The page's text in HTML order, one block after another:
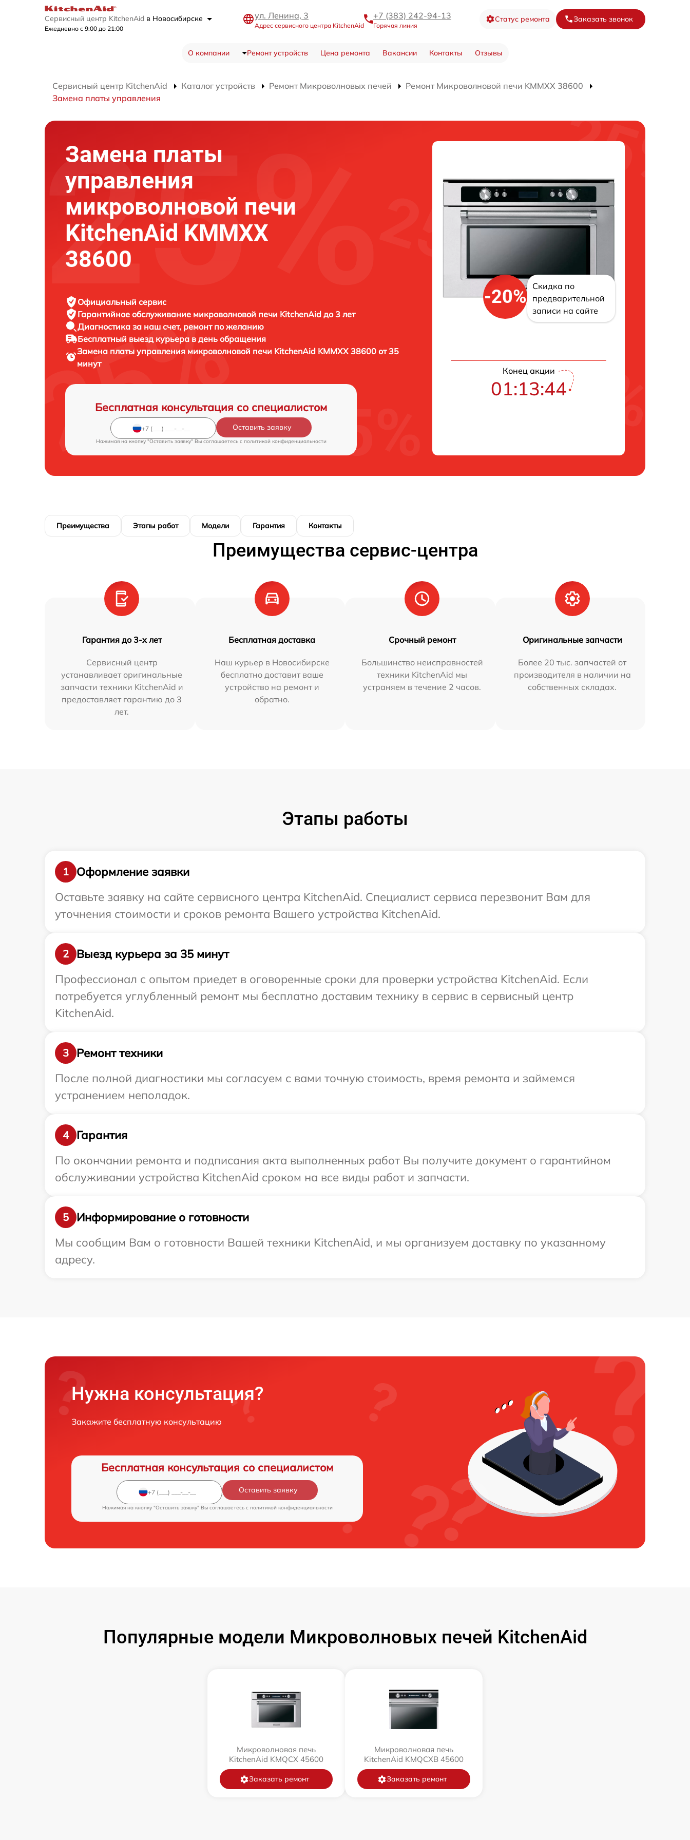
Сервисный центр KitchenAid в Новосибирске
Ежедневно с 9:00 до 21:00
ул. Ленина, 3
Адрес сервисного центра KitchenAid
+7 (383) 242-94-13
Горячая линия
Статус ремонта Заказать звонок
О компании Ремонт устройств Цена ремонта Вакансии Контакты Отзывы
Сервисный центр KitchenAid Каталог устройств Ремонт Микроволновых печей
Ремонт Микроволновой печи KMMXX 38600
Замена платы управления
Замена платы
управления
микроволновой печи
KitchenAid KMMXX
38600
Официальный сервис
Гарантийное обслуживание микроволновой печи KitchenAid до 3 лет
Диагностика за наш счет, ремонт по желанию
Бесплатный выезд курьера в день обращения
Замена платы управления микроволновой печи KitchenAid KMMXX 38600 от 35
минут
Бесплатная консультация со специалистом
Оставить заявку
Нажимая на кнопку "Оставить заявку" Вы соглашаетесь c политикой конфиденциальности
-20%
Скидка по
предварительной
записи на сайте
Конец акции
01:13:43
Преимущества Этапы работ Модели Гарантия Контакты
Преимущества сервис-центра
Гарантия до 3-х лет
Сервисный центр
устанавливает оригинальные
запчасти техники KitchenAid и
предоставляет гарантию до 3
лет.
Бесплатная доставка
Наш курьер в Новосибирске
бесплатно доставит ваше
устройство на ремонт и
обратно.
Срочный ремонт
Большинство неисправностей
техники KitchenAid мы
устраняем в течение 2 часов.
Оригинальные запчасти
Более 20 тыс. запчастей от
производителя в наличии на
собственных складах.
Этапы работы
1
Оформление заявки
Оставьте заявку на сайте сервисного центра KitchenAid. Специалист сервиса перезвонит Вам для
уточнения стоимости и сроков ремонта Вашего устройства KitchenAid.
2
Выезд курьера за 35 минут
Профессионал с опытом приедет в оговоренные сроки для проверки устройства KitchenAid. Если
потребуется углубленный ремонт мы бесплатно доставим технику в сервис в сервисный центр
KitchenAid.
3
Ремонт техники
После полной диагностики мы согласуем с вами точную стоимость, время ремонта и займемся
устранением неполадок.
4
Гарантия
По окончании ремонта и подписания акта выполненных работ Вы получите документ о гарантийном
обслуживании устройства KitchenAid сроком на все виды работ и запчасти.
5
Информирование о готовности
Мы сообщим Вам о готовности Вашей техники KitchenAid, и мы организуем доставку по указанному
адресу.
Нужна консультация?
Закажите бесплатную консультацию
Бесплатная консультация со специалистом
Оставить заявку
Нажимая на кнопку "Оставить заявку" Вы соглашаетесь c политикой конфиденциальности
Популярные модели Микроволновых печей KitchenAid
Микроволновая печь
KitchenAid KMQCX 45600
Заказать ремонт
Микроволновая печь
KitchenAid KMQCXB 45600
Заказать ремонт